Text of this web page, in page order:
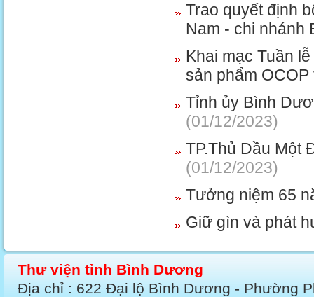
Trao quyết định
Nam - chi nhánh
Khai mạc Tuần
sản phẩm
Tỉnh ủy Bình
(01/12/2023)
TP.Thủ Dầu Một
(01/12/2023)
Tưởng niệm 65
Giữ gìn và phát
Thư viện tỉnh Bình Dương
Địa chỉ : 622 Đại lộ Bình Dương - Phường